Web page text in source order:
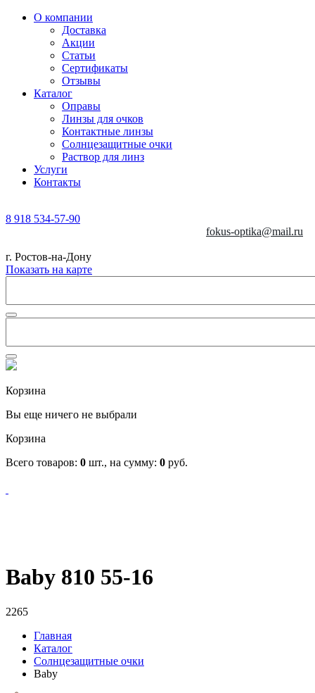
О компании
Доставка
Акции
Статьи
Сертификаты
Отзывы
Каталог
Оправы
Линзы для очков
Контактные линзы
Солнцезащитные очки
Раствор для линз
Услуги
Контакты
8 918 534-57-90
fokus-optika@mail.ru
г. Ростов-на-Дону
Показать на карте
Корзина
Вы еще ничего не выбрали
Корзина
Всего товаров: 0 шт., на сумму: 0 руб.
Baby 810 55-16
2265
Главная
Каталог
Солнцезащитные очки
Baby